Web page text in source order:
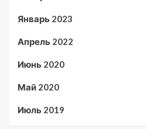
Январь 2023
Апрель 2022
Июнь 2020
Май 2020
Июль 2019